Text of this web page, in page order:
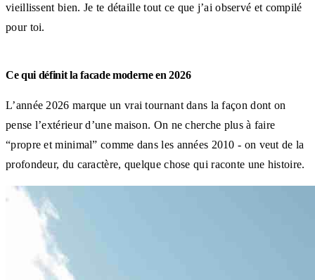
vieillissent bien. Je te détaille tout ce que j’ai observé et compilé
pour toi.
Ce qui définit la facade moderne en 2026
L’année 2026 marque un vrai tournant dans la façon dont on
pense l’extérieur d’une maison. On ne cherche plus à faire
“propre et minimal” comme dans les années 2010 - on veut de la
profondeur, du caractère, quelque chose qui raconte une histoire.